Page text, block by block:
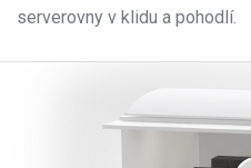
serverovny v klidu a pohodlí.